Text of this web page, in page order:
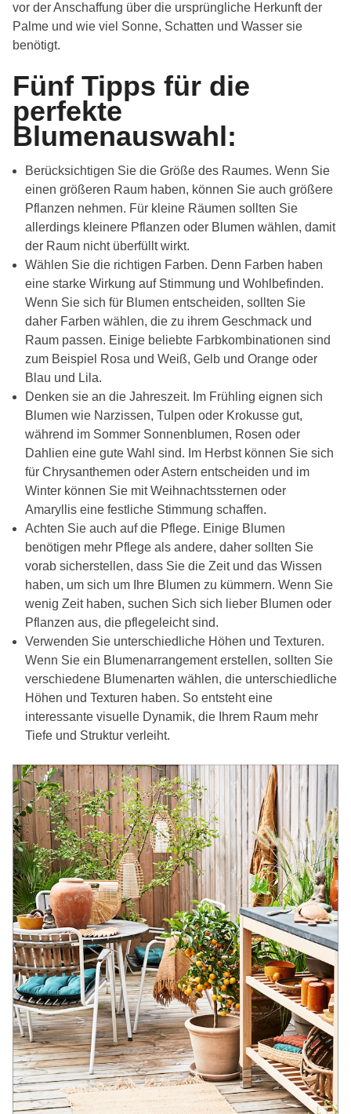
vor der Anschaffung über die ursprüngliche Herkunft der
Palme und wie viel Sonne, Schatten und Wasser sie
benötigt.
Fünf Tipps für die
perfekte
Blumenauswahl:
Berücksichtigen Sie die Größe des Raumes. Wenn Sie
einen größeren Raum haben, können Sie auch größere
Pflanzen nehmen. Für kleine Räumen sollten Sie
allerdings kleinere Pflanzen oder Blumen wählen, damit
der Raum nicht überfüllt wirkt.
Wählen Sie die richtigen Farben. Denn Farben haben
eine starke Wirkung auf Stimmung und Wohlbefinden.
Wenn Sie sich für Blumen entscheiden, sollten Sie
daher Farben wählen, die zu ihrem Geschmack und
Raum passen. Einige beliebte Farbkombinationen sind
zum Beispiel Rosa und Weiß, Gelb und Orange oder
Blau und Lila.
Denken sie an die Jahreszeit. Im Frühling eignen sich
Blumen wie Narzissen, Tulpen oder Krokusse gut,
während im Sommer Sonnenblumen, Rosen oder
Dahlien eine gute Wahl sind. Im Herbst können Sie sich
für Chrysanthemen oder Astern entscheiden und im
Winter können Sie mit Weihnachtssternen oder
Amaryllis eine festliche Stimmung schaffen.
Achten Sie auch auf die Pflege. Einige Blumen
benötigen mehr Pflege als andere, daher sollten Sie
vorab sicherstellen, dass Sie die Zeit und das Wissen
haben, um sich um Ihre Blumen zu kümmern. Wenn Sie
wenig Zeit haben, suchen Sich sich lieber Blumen oder
Pflanzen aus, die pflegeleicht sind.
Verwenden Sie unterschiedliche Höhen und Texturen.
Wenn Sie ein Blumenarrangement erstellen, sollten Sie
verschiedene Blumenarten wählen, die unterschiedliche
Höhen und Texturen haben. So entsteht eine
interessante visuelle Dynamik, die Ihrem Raum mehr
Tiefe und Struktur verleiht.